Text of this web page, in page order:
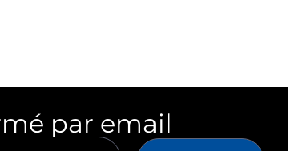
par email